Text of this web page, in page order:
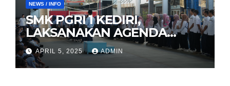
NEWS / INFO
SMK PGRI 1 KEDIRI,
LAKSANAKAN AGENDA
HALAL BIHALAL
APRIL 5, 2025 ADMIN